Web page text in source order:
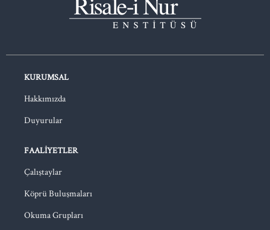
KURUMSAL
Hakkımızda
Duyurular
FAALIYETLER
Çalıştaylar
Köprü Buluşmaları
Okuma Grupları